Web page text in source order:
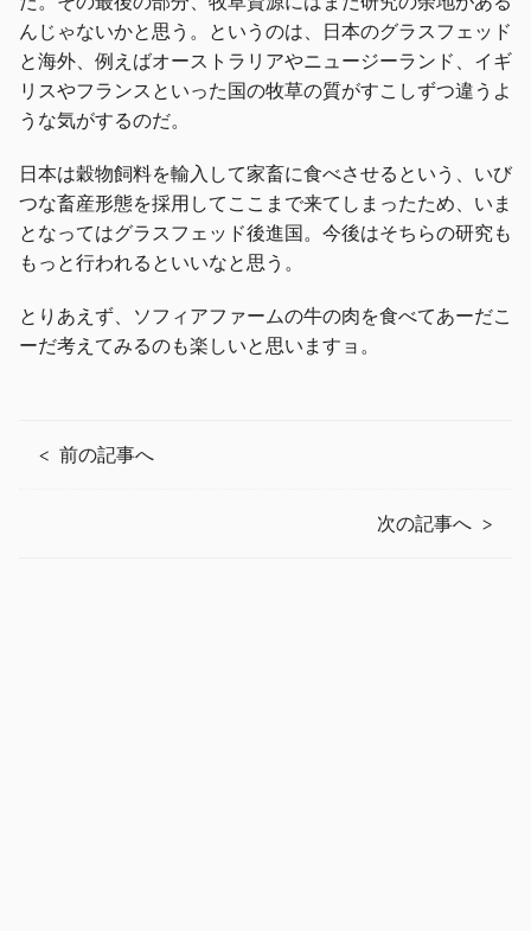
んじゃないかと思う。というのは、日本のグラスフェッド
と海外、例えばオーストラリアやニュージーランド、イギ
リスやフランスといった国の牧草の質がすこしずつ違うよ
うな気がするのだ。
日本は穀物飼料を輸入して家畜に食べさせるという、いび
つな畜産形態を採用してここまで来てしまったため、いま
となってはグラスフェッド後進国。今後はそちらの研究も
もっと行われるといいなと思う。
とりあえず、ソフィアファームの牛の肉を食べてあーだこ
ーだ考えてみるのも楽しいと思いますョ。
前の記事へ
次の記事へ